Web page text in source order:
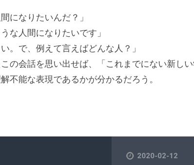
になりたいんだ？」
な人間になりたいです」
。で、例えて言えばどんな人？」
の会話を思い出せば、「これまでにない新しい
不能な表現であるかが分かるだろう。
2020-02-12